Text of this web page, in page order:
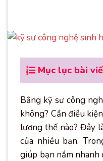
Mục lục bài
Bằng kỹ sư công
không? Cần điều
lương thế nào? Đây
của nhiều bạn.
giúp bạn nắm